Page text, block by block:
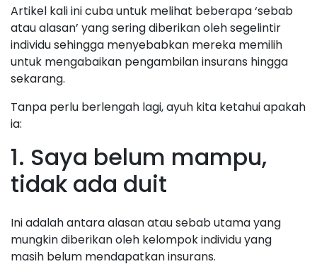
Artikel kali ini cuba untuk melihat beberapa ‘sebab
atau alasan’ yang sering diberikan oleh segelintir
individu sehingga menyebabkan mereka memilih
untuk mengabaikan pengambilan insurans hingga
sekarang.
Tanpa perlu berlengah lagi, ayuh kita ketahui apakah
ia:
1. Saya belum mampu,
tidak ada duit
Ini adalah antara alasan atau sebab utama yang
mungkin diberikan oleh kelompok individu yang
masih belum mendapatkan insurans.